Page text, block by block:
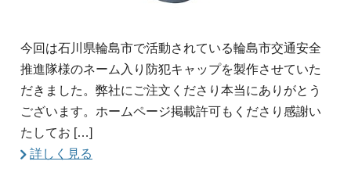
今回は石川県輪島市で活動されている輪島市交通安全
推進隊様のネーム入り防犯キャップを製作させていた
だきました。弊社にご注文くださり本当にありがとう
ございます。ホームページ掲載許可もくださり感謝い
たしてお […]
詳しく見る